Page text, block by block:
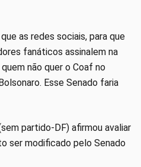
as redes sociais, para que
fanáticos assinalem na
não quer o Coaf no
Esse Senado faria
partido-DF) afirmou avaliar
ser modificado pelo Senado